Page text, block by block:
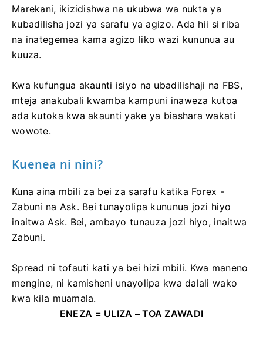
Marekani, ikizidishwa na ukubwa wa nukta ya
kubadilisha jozi ya sarafu ya agizo. Ada hii si riba
na inategemea kama agizo liko wazi kununua au
kuuza.
Kwa kufungua akaunti isiyo na ubadilishaji na FBS,
mteja anakubali kwamba kampuni inaweza kutoa
ada kutoka kwa akaunti yake ya biashara wakati
wowote.
Kuenea ni nini?
Kuna aina mbili za bei za sarafu katika Forex -
Zabuni na Ask. Bei tunayolipa kununua jozi hiyo
inaitwa Ask. Bei, ambayo tunauza jozi hiyo, inaitwa
Zabuni.
Spread ni tofauti kati ya bei hizi mbili. Kwa maneno
mengine, ni kamisheni unayolipa kwa dalali wako
kwa kila muamala.
ENEZA = ULIZA – TOA ZAWADI